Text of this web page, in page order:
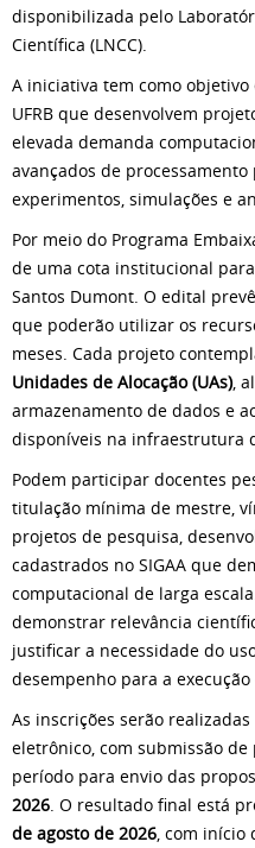
disponibilizada pelo
Científica (LNCC).
A iniciativa tem como
UFRB que desenvolvem
elevada demanda
avançados de
experimentos, simulações e
Por meio do Programa
de uma cota institucional
Santos Dumont. O edital
que poderão utilizar os
meses. Cada projeto
Unidades de Alocação (UAs),
armazenamento de dados e
disponíveis na infraestrutura
Podem participar docentes
titulação mínima de mestre,
projetos de pesquisa,
cadastrados no SIGAA que
computacional de larga
demonstrar relevância
justificar a necessidade do
desempenho para a
As inscrições serão
eletrônico, com submissão
período para envio das
2026. O resultado final está
de agosto de 2026, com início